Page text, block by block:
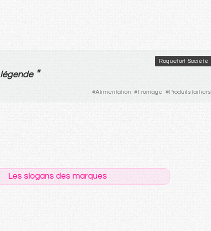
Roquefort Société
légende "
#Alimentation #Fromage #Produits laitiers
Les slogans des marques